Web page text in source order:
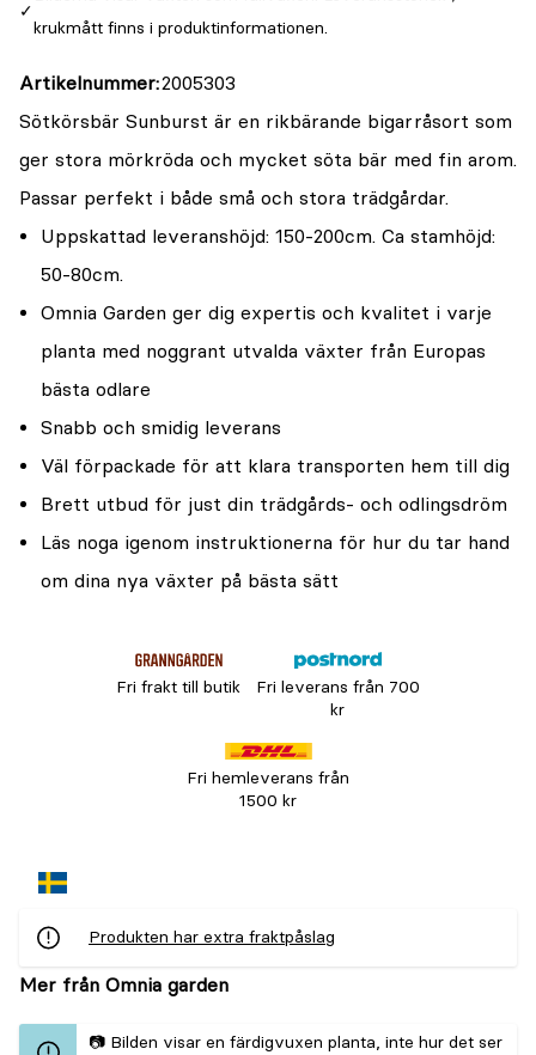
krukmått finns i produktinformationen.
Artikelnummer 2005303
Sötkörsbär Sunburst är en rikbärande bigarråsort som
ger stora mörkröda och mycket söta bär med fin arom.
Passar perfekt i både små och stora trädgårdar.
Uppskattad leveranshöjd: 150-200cm. Ca stamhöjd:
50-80cm.
Omnia Garden ger dig expertis och kvalitet i varje
planta med noggrant utvalda växter från Europas
bästa odlare
Snabb och smidig leverans
Väl förpackade för att klara transporten hem till dig
Brett utbud för just din trädgårds- och odlingsdröm
Läs noga igenom instruktionerna för hur du tar hand
om dina nya växter på bästa sätt
Fri frakt till butik
Fri leverans från 700
kr
Fri hemleverans från
1500 kr
Produkten har extra fraktpåslag
Mer från Omnia garden
📷 Bilden visar en färdigvuxen planta, inte hur det ser